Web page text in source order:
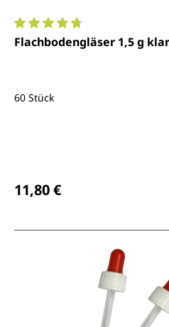
Durchschnittliche
Flachbodengläser 1,5 g
60 Stück
11,80 €